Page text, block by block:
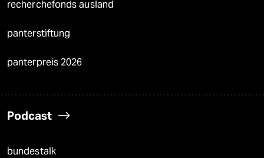
recherchefonds ausland
panterstiftung
panterpreis 2026
Podcast
bundestalk